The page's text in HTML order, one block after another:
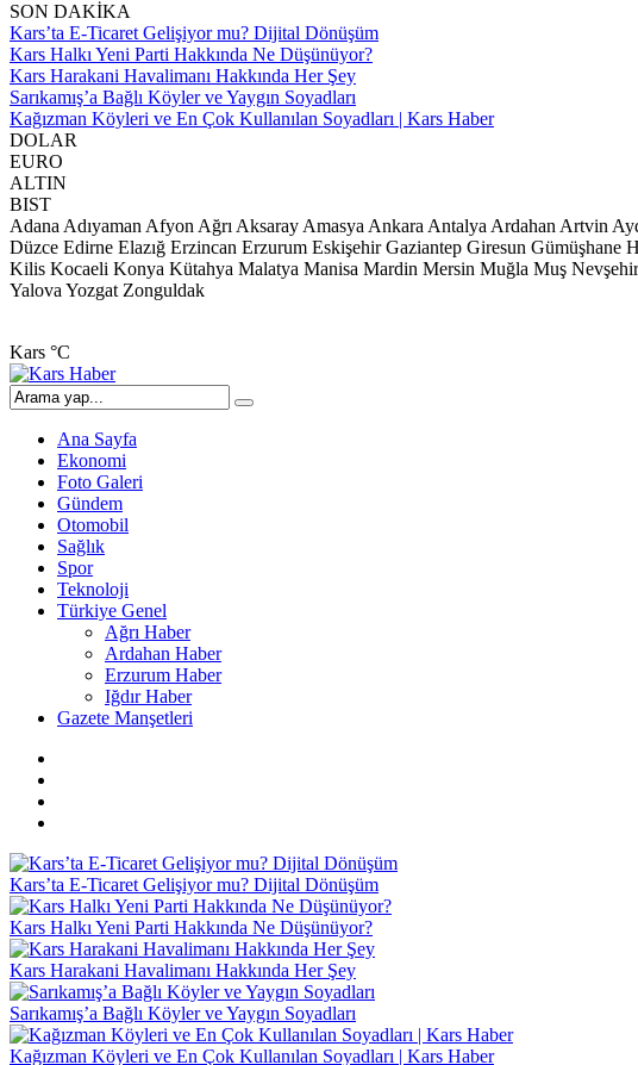
SON DAKİKA
Kars’ta E-Ticaret Gelişiyor mu? Dijital Dönüşüm
Kars Halkı Yeni Parti Hakkında Ne Düşünüyor?
Kars Harakani Havalimanı Hakkında Her Şey
Sarıkamış’a Bağlı Köyler ve Yaygın Soyadları
Kağızman Köyleri ve En Çok Kullanılan Soyadları | Kars Haber
DOLAR
EURO
ALTIN
BIST
Adana Adıyaman Afyon Ağrı Aksaray Amasya Ankara Antalya Ardahan Artvin
Düzce Edirne Elazığ Erzincan Erzurum Eskişehir Gaziantep Giresun Gümüşhane
Kilis Kocaeli Konya Kütahya Malatya Manisa Mardin Mersin Muğla Muş Nevşehir
Yalova Yozgat Zonguldak
Kars °C
Ana Sayfa
Ekonomi
Foto Galeri
Gündem
Otomobil
Sağlık
Spor
Teknoloji
Türkiye Genel
Ağrı Haber
Ardahan Haber
Erzurum Haber
Iğdır Haber
Gazete Manşetleri
Kars’ta E-Ticaret Gelişiyor mu? Dijital Dönüşüm
Kars Halkı Yeni Parti Hakkında Ne Düşünüyor?
Kars Harakani Havalimanı Hakkında Her Şey
Sarıkamış’a Bağlı Köyler ve Yaygın Soyadları
Kağızman Köyleri ve En Çok Kullanılan Soyadları | Kars Haber